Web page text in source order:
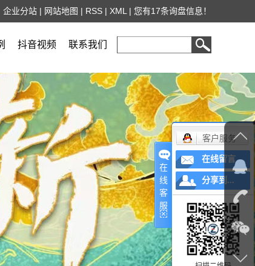
企业分站 | 网站地图 | RSS | XML | 您有17条询盘信息！
抖音视频 联系我们
在
线
客
服
客户服务
在线留言
分享到...